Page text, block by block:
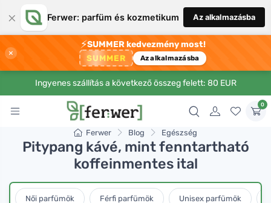
× Ferwer: parfüm és kozmetikum Az alkalmazásba
×
⚡SUMMER kedvezmény most!
SUMMER Az alkalmazásba
Ingyenes szállítás a következő összeg felett: 80 EUR
0
Ferwer Blog Egészség
Pitypang kávé, mint fenntartható
koffeinmentes ital
Női parfümök Férfi parfümök Unisex parfümök